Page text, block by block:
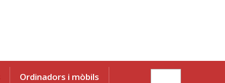
Ordinadors i mòbils